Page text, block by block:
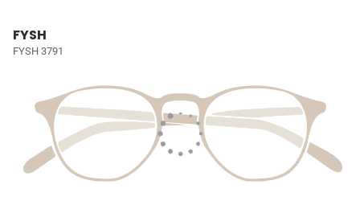
FYSH
FYSH 3791